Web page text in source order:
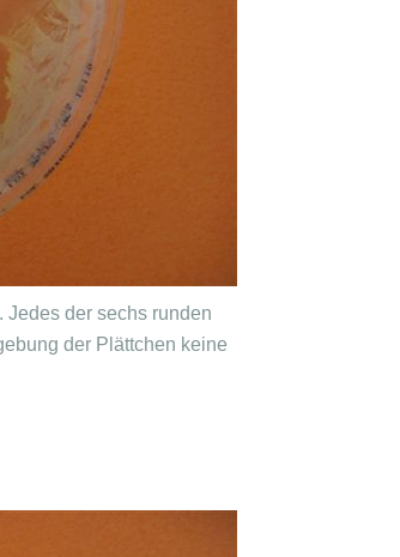
der sechs runden
der Plättchen keine